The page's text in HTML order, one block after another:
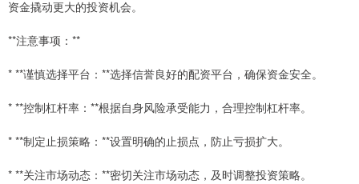
资金撬动更大的投资机会。
**注意事项：**
* **谨慎选择平台：**选择信誉良好的配资平台，确保资金安全。
* **控制杠杆率：**根据自身风险承受能力，合理控制杠杆率。
* **制定止损策略：**设置明确的止损点，防止亏损扩大。
* **关注市场动态：**密切关注市场动态，及时调整投资策略。